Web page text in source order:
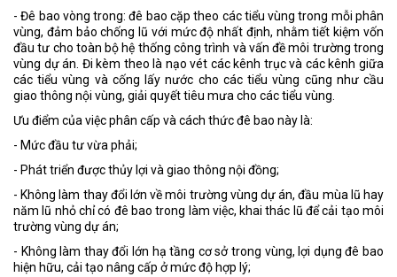
- Đê bao vòng trong: đê bao cặp theo các tiểu vùng trong mỗi phân
vùng, đảm bảo chống lũ với mức độ nhất định, nhằm tiết kiệm vốn
đầu tư cho toàn bộ hệ thống công trình và vấn đề môi trường trong
vùng dự án. Đi kèm theo là nạo vét các kênh trục và các kênh giữa
các tiểu vùng và cống lấy nước cho các tiểu vùng cũng như cầu
giao thông nội vùng, giải quyết tiêu mưa cho các tiểu vùng.
Ưu điểm của việc phân cấp và cách thức đê bao này là:
- Mức đầu tư vừa phải;
- Phát triển được thủy lợi và giao thông nội đồng;
- Không làm thay đổi lớn về môi trường vùng dự án, đầu mùa lũ hay
năm lũ nhỏ chỉ có đê bao trong làm việc, khai thác lũ để cải tạo môi
trường vùng dự án;
- Không làm thay đổi lớn hạ tầng cơ sở trong vùng, lợi dụng đê bao
hiện hữu, cải tạo nâng cấp ở mức độ hợp lý;